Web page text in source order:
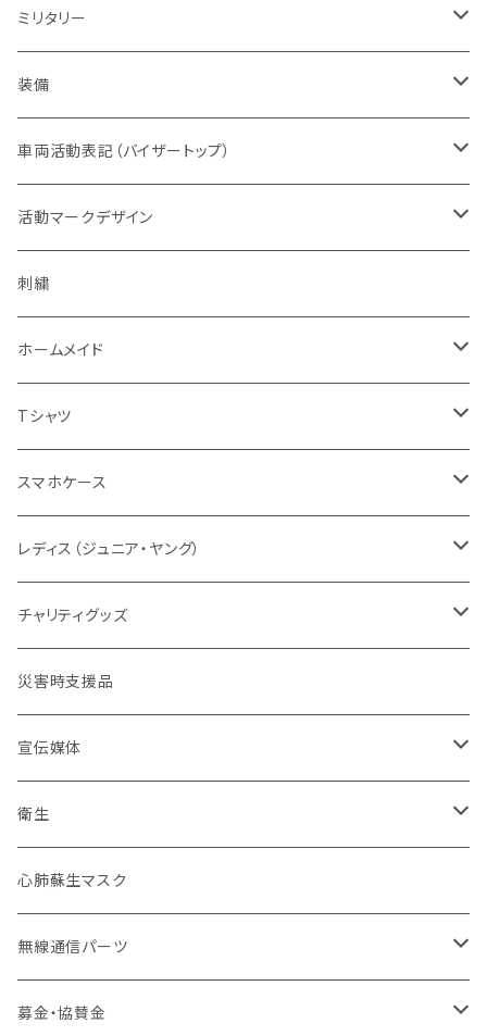
赤色系
黄色系
キャップ・帽子
ベージュ系
乗車服&機動服
POLICE・警察
バッジ
パッチ（ワッペン）
キャップ・帽子
取扱権利（販売など）
オフィスウエア
パブ衣装
ナイトウエア
ステージ衣装
スポーツウエア
レディス対応（メンズサイズダウン）
レディスシルエット
ドライウエア
メンズ
ドライウエア
レディス
メンズ
ミリタリー
ベスト
帽子
ベルト
バッグ
ポーチ
ブーツ
ソックス
パッド
BDU
ネイビーカラー
カムフラージュ
装備
ヘルメット
デルタブランド
乗車型
タクティカル
コンパクト
キャップ
刺繍
シルク印刷
フェイスマスク
メガネ
ショール
腕のガード
メーカー取り寄せ
セット販売
パッド
タクティカル
コンバット
ベルト
弾帯
安全帯
ローラーバックル
刺繍IDプレート
刺繍
シルク印刷
ワッペン・パッチ
刺繍
プリント
ブーツ
本革
革張り
ポーチ
インソール
卸セット
バッジ
車両活動表記（バイザートップ）
緊急時表示
警戒表示
オリジナル
通信
支援
情報
自警団
消防団
活動マークデザイン
活動チームマーク
刺繍
ホームメイド
エスコートエンジェル
セット
ガンスタンド
Tシャツ
オールジャパンコールサイン
レスキューオレンジ
民間防災
ISHIKAWA
HOKKAIDO DOUOU
北海道
東北管区
関東管区
中部管区
近畿管区
中国管区
スマホケース
消防
警察
バイク
災害復興ブランド「KOKONI KITE」
チャリティ
レディス（ジュニア・ヤング）
ユニフォーム
ドライウェア
ユニフォーム
保安ツール
ブーツ
インナー
アンダーウエア（下着）
活動パンツ
チャリティグッズ
デザインデータ
災害時支援品
宣伝媒体
火事だ119冊子製本用データ
衛生
お掃除用品
コーティング
装飾
幸福
心肺蘇生マスク
無線通信パーツ
アンテナ
募金・協賛金